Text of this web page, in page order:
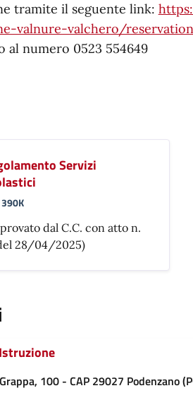
tramite il seguente link:
valnure-valchero/reservation
al numero 0523 554649
Servizi
390K
dal C.C. con atto n.
28/04/2025)
100 - CAP 29027 Podenzano